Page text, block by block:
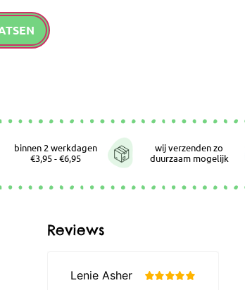
binnen 2 werkdagen
€3,95 - €6,95
wij verzenden zo
duurzaam mogelijk
Reviews